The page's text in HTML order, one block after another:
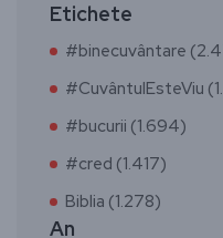
Etichete
#binecuvântare
#CuvântulEsteViu
#bucurii (1.694)
#cred (1.417)
Biblia (1.278)
An